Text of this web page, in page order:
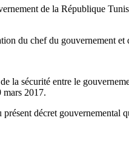
de la République
du chef du gouvernement et
la sécurité entre le
mars 2017.
décret